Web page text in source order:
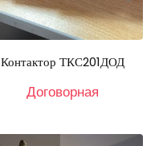
Контактор ТКС201ДОД
Договорная